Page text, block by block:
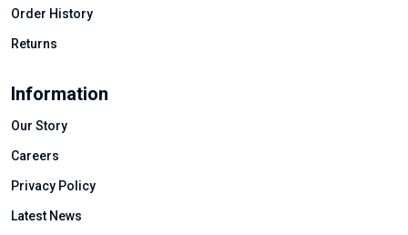
Order History
Returns
Information
Our Story
Careers
Privacy Policy
Latest News